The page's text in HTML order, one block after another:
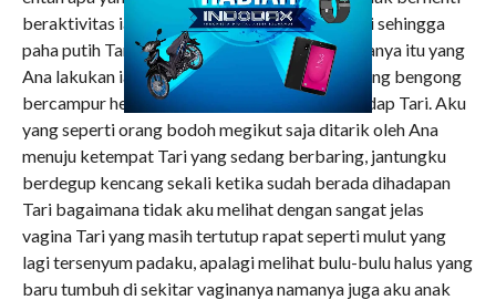
beraktivitas iapun membuka celana dalam Tari sehingga
paha putih Tari kelihatan dengan jelas bukan hanya itu yang
Ana lakukan iapun datang ke arahku yang sedang bengong
bercampur heran melihat perlakuan Ana terhadap Tari. Aku
yang seperti orang bodoh megikut saja ditarik oleh Ana
menuju ketempat Tari yang sedang berbaring, jantungku
berdegup kencang sekali ketika sudah berada dihadapan
Tari bagaimana tidak aku melihat dengan sangat jelas
vagina Tari yang masih tertutup rapat seperti mulut yang
lagi tersenyum padaku, apalagi melihat bulu-bulu halus yang
baru tumbuh di sekitar vaginanya namanya juga aku anak